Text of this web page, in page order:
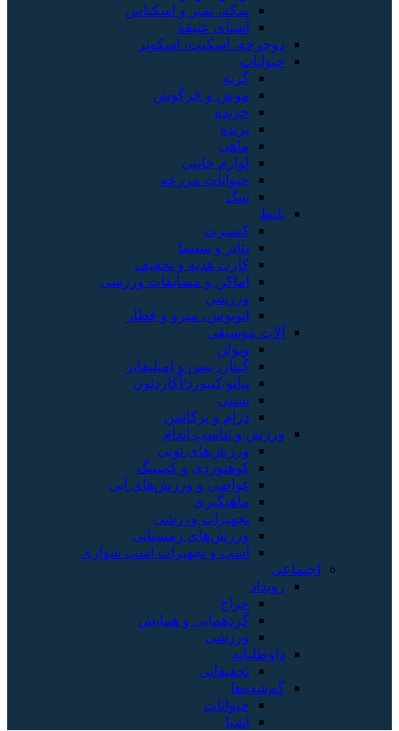
سکه، تمبر و اسکناس
اشیای عتیقه
دوچرخه، اسکیت، اسکوتر
حیوانات
گربه
موش و خرگوش
خزنده
پرنده
ماهی
لوازم جانبی
حیوانات مزرعه
سگ
بلیط
کنسرت
تئاتر و سینما
کارت هدیه و تخفیف
اماکن و مسابقات ورزشی
ورزشی
اتوبوس، مترو و قطار
آلات موسیقی
ویولن
گیتار، بیس و امپلیفایر
پیانو/کیبورد/آکاردئون
سنتی
درام و پرکاشن
ورزش و تناسب اندام
ورزش‌های توپی
کوهنوردی و کمپینگ
غواصی و ورزش‌های آبی
ماهیگیری
تجهیزات ورزشی
ورزش‌های زمستانی
اسب و تجهیزات اسب سواری
اجتماعی
رویداد
حراج
گردهمایی و همایش
ورزشی
داوطلبانه
تحقیقاتی
گم‌شده‌ها
حیوانات
اشیا